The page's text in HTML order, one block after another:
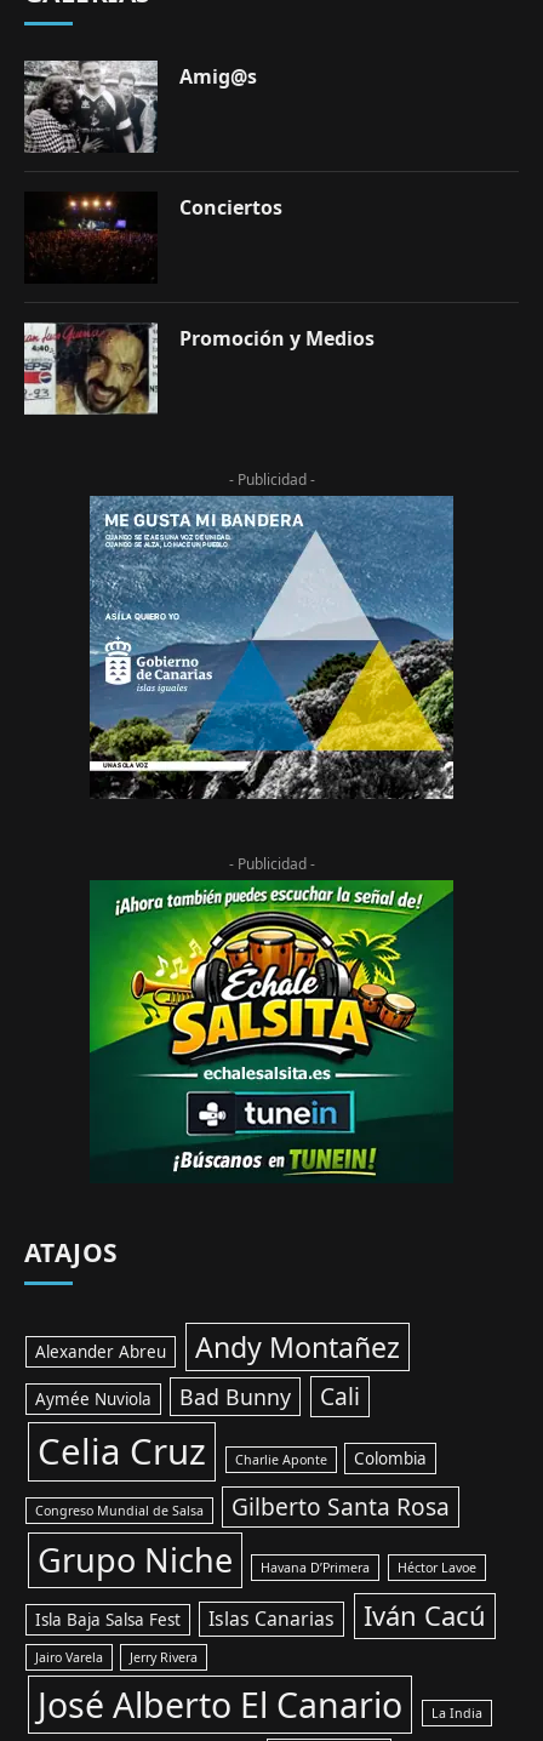
Amig@s
Conciertos
Promoción y Medios
- Publicidad -
- Publicidad -
ATAJOS
Alexander Abreu Andy Montañez
Aymée Nuviola Bad Bunny Cali
Celia Cruz Charlie Aponte Colombia
Congreso Mundial de Salsa Gilberto Santa Rosa
Grupo Niche Havana D’Primera Héctor Lavoe
Isla Baja Salsa Fest Islas Canarias Iván Cacú
Jairo Varela Jerry Rivera
José Alberto El Canario La India